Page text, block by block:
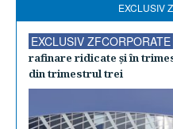
EXCLUSIV
EXCLUSIV ZFCORPORATE
rafinare ridicate şi în
din trimestrul trei